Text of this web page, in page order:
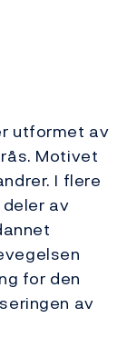
utformet av
Motivet
I flere
av
for den
av